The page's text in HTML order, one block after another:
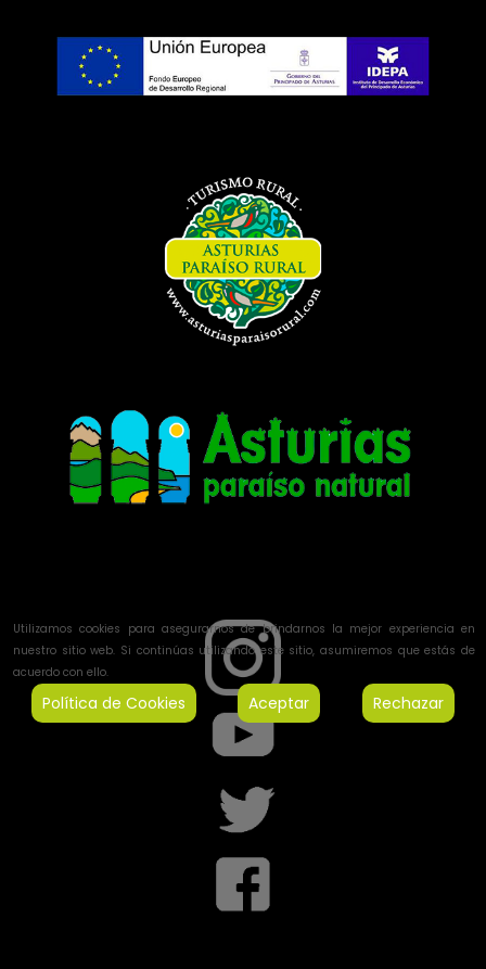
Utilizamos cookies para asegurarnos de brindarnos la mejor experiencia en
nuestro sitio web. Si continúas utilizando este sitio, asumiremos que estás de
acuerdo con ello.
Política de Cookies Aceptar Rechazar